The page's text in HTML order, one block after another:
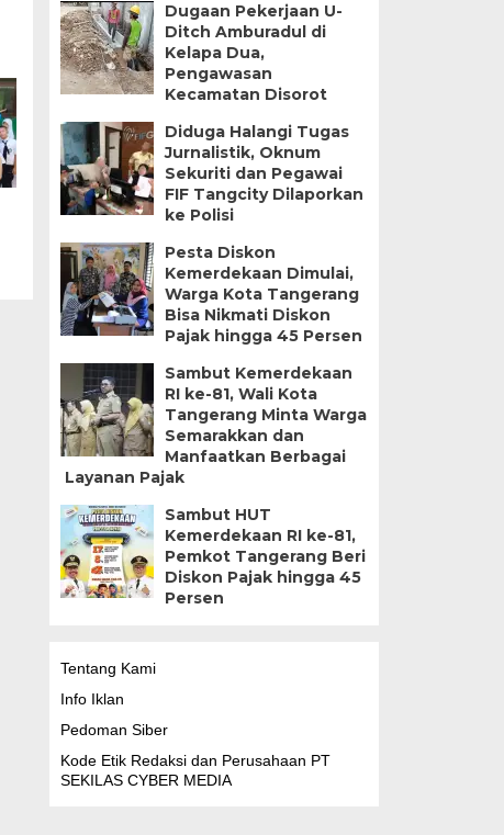
Dugaan Pekerjaan U-
Ditch Amburadul di
Kelapa Dua,
Pengawasan
Kecamatan Disorot
Diduga Halangi Tugas
Jurnalistik, Oknum
Sekuriti dan Pegawai
FIF Tangcity Dilaporkan
ke Polisi
Pesta Diskon
Kemerdekaan Dimulai,
Warga Kota Tangerang
Bisa Nikmati Diskon
Pajak hingga 45 Persen
Sambut Kemerdekaan
RI ke-81, Wali Kota
Tangerang Minta Warga
Semarakkan dan
Manfaatkan Berbagai
Layanan Pajak
Sambut HUT
Kemerdekaan RI ke-81,
Pemkot Tangerang Beri
Diskon Pajak hingga 45
Persen
Tentang Kami
Info Iklan
Pedoman Siber
Kode Etik Redaksi dan Perusahaan PT
SEKILAS CYBER MEDIA